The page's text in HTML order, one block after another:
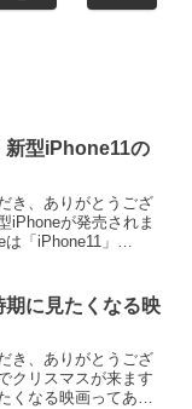
新型iPhone11の
き、ありがとうござ
iPhoneが発売されま
「iPhone11」
期に見たくなる映
き、ありがとうござ
クリスマスが来ます
くなる映画ってあり